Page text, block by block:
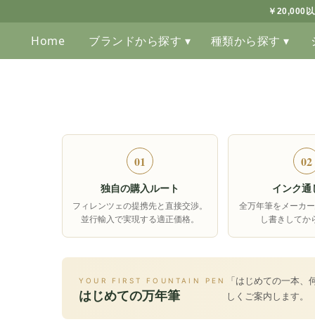
￥20,000
Home ブランドから探す ▾ 種類から探す ▾
01
独自の購入ルート
フィレンツェの提携先と直接交渉。
並行輸入で実現する適正価格。
02
インク通
全万年筆をメーカ
し書きしてか
YOUR FIRST FOUNTAIN PEN
はじめての万年筆
「はじめての一本
しくご案内します。